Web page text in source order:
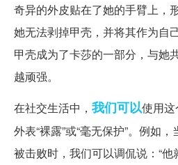
奇异的外皮贴在了她的手臂上，
她无法剥掉甲壳，并将其作为自
甲壳成为了卡莎的一部分，与她
越顽强。
在社交生活中， 我们可以使用
外表“裸露”或“毫无保护”。例如
被击败时，我们可以调侃说：“